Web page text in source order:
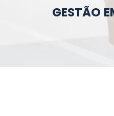
GESTÃO